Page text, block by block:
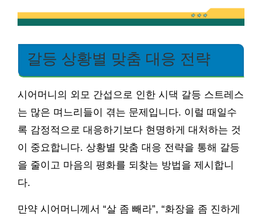
갈등 상황별 맞춤 대응 전략
시어머니의 외모 간섭으로 인한 시댁 갈등 스트레스
는 많은 며느리들이 겪는 문제입니다. 이럴 때일수
록 감정적으로 대응하기보다 현명하게 대처하는 것
이 중요합니다. 상황별 맞춤 대응 전략을 통해 갈등
을 줄이고 마음의 평화를 되찾는 방법을 제시합니
다.
만약 시어머니께서 “살 좀 빼라”, “화장을 좀 진하게